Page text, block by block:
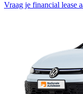
Vraag je financial lease